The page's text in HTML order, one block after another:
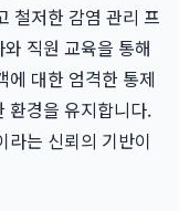
철저한 감염 관리 프
직원 교육을 통해
에 대한 엄격한 통제
환경을 유지합니다.
라는 신뢰의 기반이